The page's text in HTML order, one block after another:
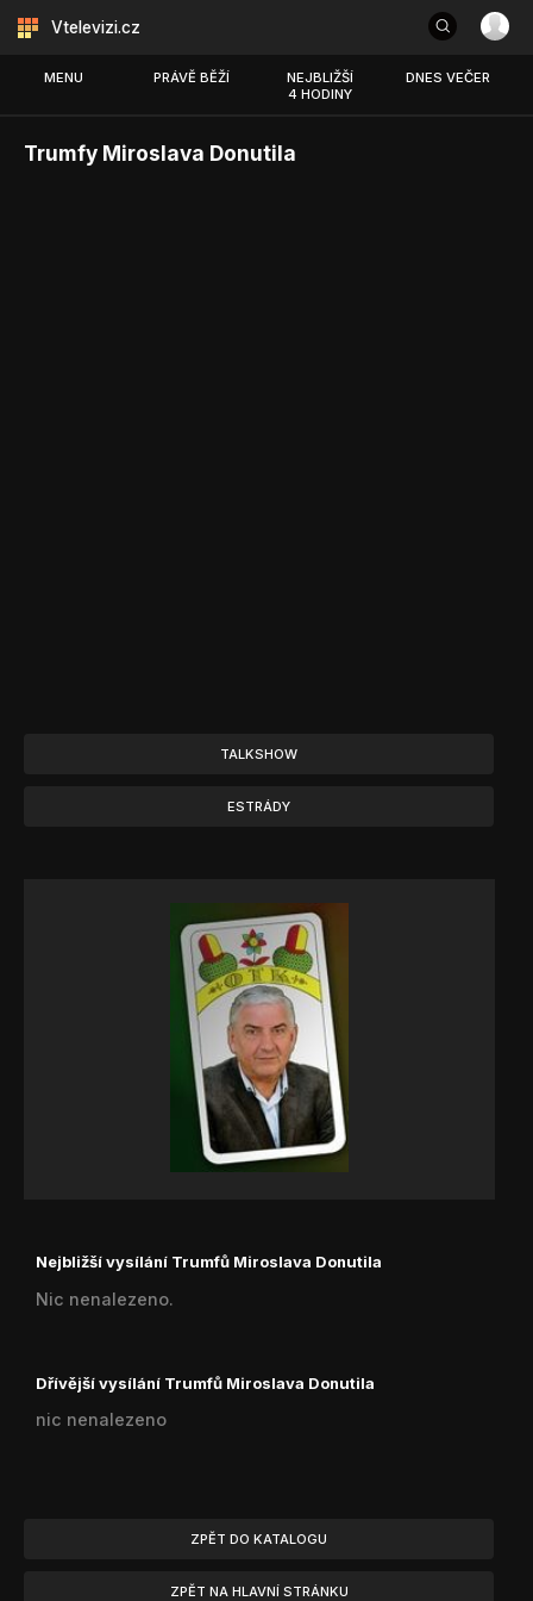
Vtelevizi.cz
MENU PRÁVĚ BĚŽÍ
NEJBLIŽŠÍ
4 HODINY
DNES VEČER
Trumfy Miroslava Donutila
TALKSHOW
ESTRÁDY
Nejbližší vysílání Trumfů Miroslava Donutila
Nic nenalezeno.
Dřívější vysílání Trumfů Miroslava Donutila
nic nenalezeno
ZPĚT DO KATALOGU
ZPĚT NA HLAVNÍ STRÁNKU